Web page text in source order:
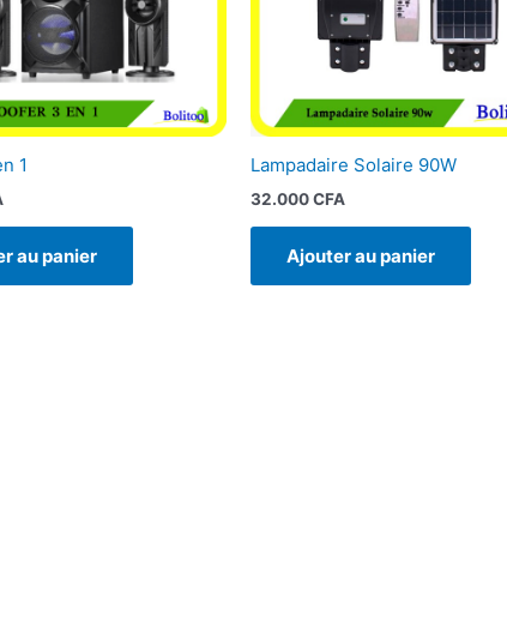
1
au panier
Lampadaire Solaire 90W
32.000CFA
Ajouter au panier